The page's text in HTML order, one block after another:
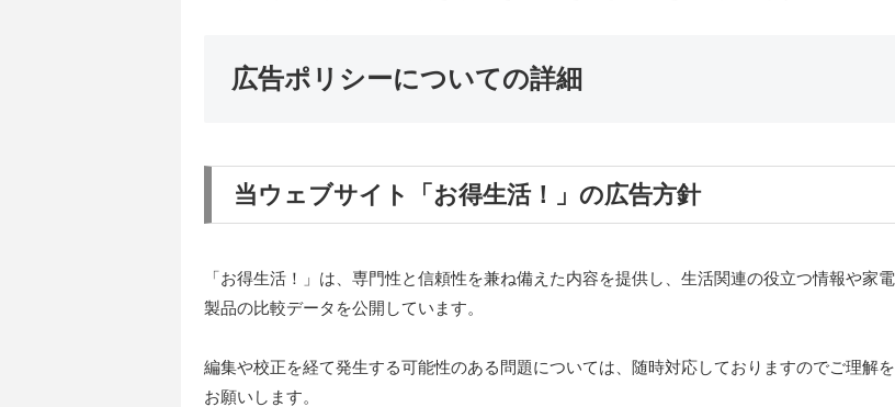
広告ポリシーについての詳細
当ウェブサイト「お得生活！」の広告方針
「お得生活！」は、専門性と信頼性を兼ね備えた内容を提供し、生活関連の役立つ情報や家電
製品の比較データを公開しています。
編集や校正を経て発生する可能性のある問題については、随時対応しておりますのでご理解を
お願いします。